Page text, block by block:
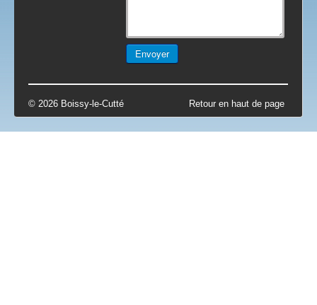
Retour en haut de page
© 2026 Boissy-le-Cutté